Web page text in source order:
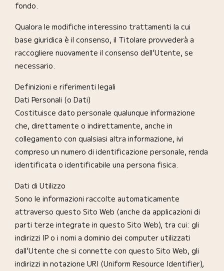
fondo.
Qualora le modifiche interessino trattamenti la cui
base giuridica è il consenso, il Titolare provvederà a
raccogliere nuovamente il consenso dell’Utente, se
necessario.
Definizioni e riferimenti legali
Dati Personali (o Dati)
Costituisce dato personale qualunque informazione
che, direttamente o indirettamente, anche in
collegamento con qualsiasi altra informazione, ivi
compreso un numero di identificazione personale, renda
identificata o identificabile una persona fisica.
Dati di Utilizzo
Sono le informazioni raccolte automaticamente
attraverso questo Sito Web (anche da applicazioni di
parti terze integrate in questo Sito Web), tra cui: gli
indirizzi IP o i nomi a dominio dei computer utilizzati
dall’Utente che si connette con questo Sito Web, gli
indirizzi in notazione URI (Uniform Resource Identifier),